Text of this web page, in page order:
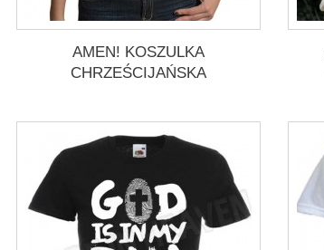
AMEN! KOSZULKA
CHRZEŚCIJAŃSKA